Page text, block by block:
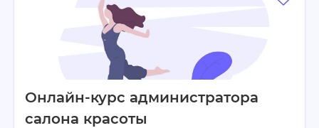
Онлайн-курс администратора
салона красоты